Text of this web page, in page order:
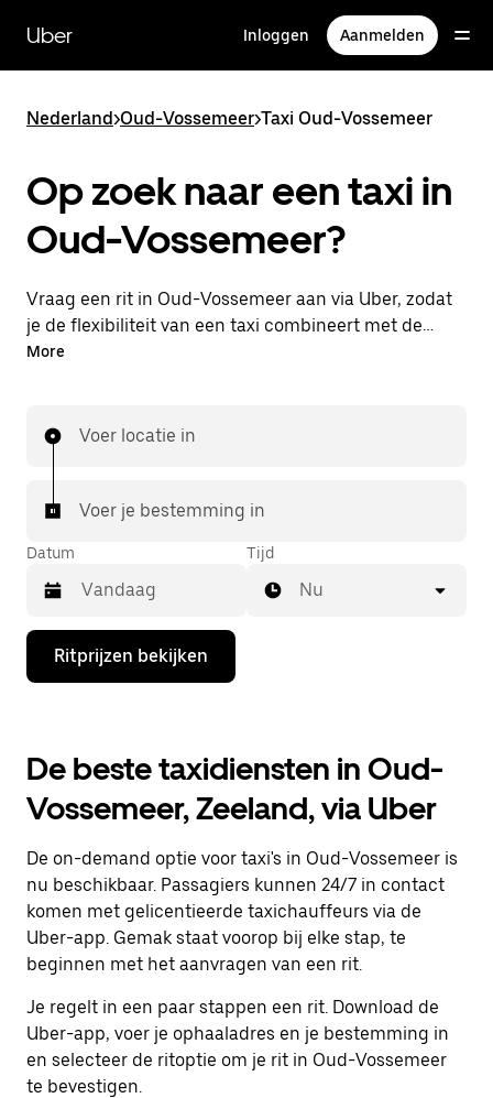
naar
hoofdinhoud
Uber Inloggen Aanmelden
Nederland>Oud-Vossemeer>Taxi Oud-Vossemeer
Op zoek naar een taxi in
Oud-Vossemeer?
Vraag een rit in Oud-Vossemeer aan via Uber, zodat
je de flexibiliteit van een taxi combineert met de
handige functies in de app. Je kunt on-demand een
Je rit is binnen handbereik.
More
Voer locatie in
Voer je bestemming in
Datum
Druk
de
de
agenda
te
openen
een
datum
te
selecteren.
Druk
op
Escape
om
agenda
te
sluiten.
Tijd
Nu
Ritprijzen bekijken
De beste taxidiensten in Oud-
Vossemeer, Zeeland, via Uber
De on-demand optie voor taxi's in Oud-Vossemeer is
nu beschikbaar. Passagiers kunnen 24/7 in contact
komen met gelicentieerde taxichauffeurs via de
Uber-app. Gemak staat voorop bij elke stap, te
beginnen met het aanvragen van een rit.
Je regelt in een paar stappen een rit. Download de
Uber-app, voer je ophaaladres en je bestemming in
en selecteer de ritoptie om je rit in Oud-Vossemeer
te bevestigen.